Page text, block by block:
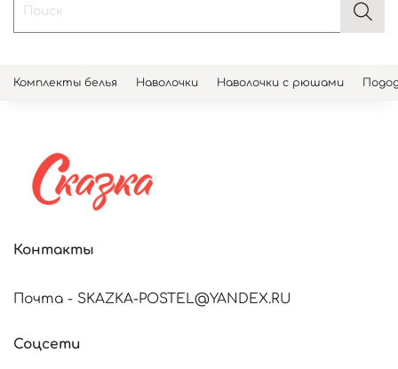
Комплекты белья Наволочки Наволочки с рюшами
Контакты
Почта - SKAZKA-POSTEL@YANDEX.RU
Соцсети